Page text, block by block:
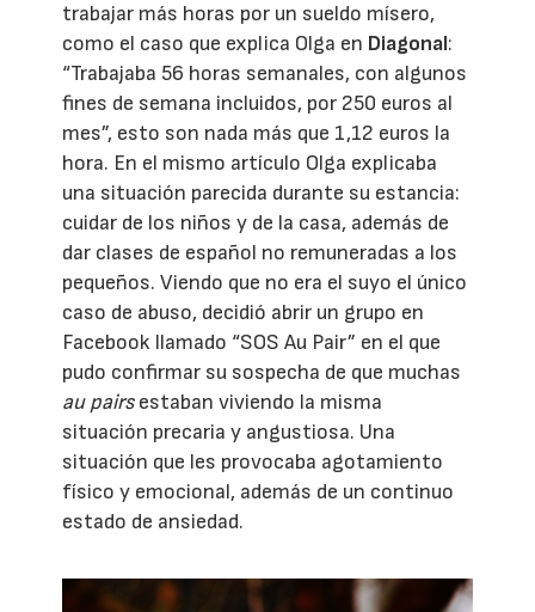
trabajar más horas por un sueldo mísero,
como el caso que explica Olga en Diagonal:
“Trabajaba 56 horas semanales, con algunos
fines de semana incluidos, por 250 euros al
mes”, esto son nada más que 1,12 euros la
hora. En el mismo artículo Olga explicaba
una situación parecida durante su estancia:
cuidar de los niños y de la casa, además de
dar clases de español no remuneradas a los
pequeños. Viendo que no era el suyo el único
caso de abuso, decidió abrir un grupo en
Facebook llamado “SOS Au Pair” en el que
pudo confirmar su sospecha de que muchas
au pairsestaban viviendo la misma
situación precaria y angustiosa. Una
situación que les provocaba agotamiento
físico y emocional, además de un continuo
estado de ansiedad.